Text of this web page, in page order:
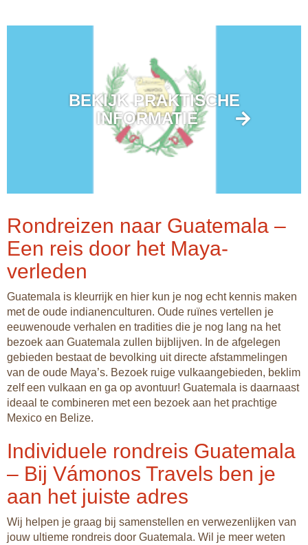
BEKIJK PRAKTISCHE
INFORMATIE
Rondreizen naar Guatemala –
Een reis door het Maya-
verleden
Guatemala is kleurrijk en hier kun je nog echt kennis maken
met de oude indianenculturen. Oude ruïnes vertellen je
eeuwenoude verhalen en tradities die je nog lang na het
bezoek aan Guatemala zullen bijblijven. In de afgelegen
gebieden bestaat de bevolking uit directe afstammelingen
van de oude Maya’s. Bezoek ruige vulkaangebieden, beklim
zelf een vulkaan en ga op avontuur! Guatemala is daarnaast
ideaal te combineren met een bezoek aan het prachtige
Mexico en Belize.
Individuele rondreis Guatemala
– Bij Vámonos Travels ben je
aan het juiste adres
Wij helpen je graag bij samenstellen en verwezenlijken van
jouw ultieme rondreis door Guatemala. Wil je meer weten